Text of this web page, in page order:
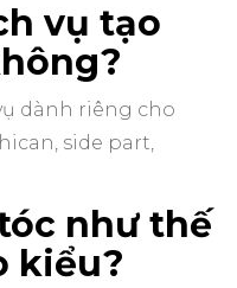
vụ tạo
dành riêng cho
side part,
như thế
kiểu?